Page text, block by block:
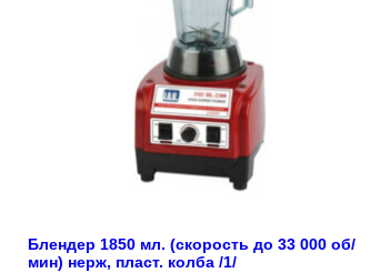
Блендер 1850 мл. (скорость до 33 000 об/
мин) нерж, пласт. колба /1/